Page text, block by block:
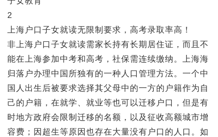
2
上海户口子女就读无限制要求，高考录取率高！
非上海户口子女就读需家长持有长期居住证，而且不
能在上海参加中考和高考，社保需连续缴纳。上海海
归落户办理中国所独有的一种人口管理方法。一个中
国人出生后被要求选择其父母中的一方的户籍作为自
己的户籍，在就学、就业等也可以迁移户口，但是有
时地方政府会限制迁移的名额，以及征收高额城市增
容费；因超生等原因也存在大量没有户口的人口。如